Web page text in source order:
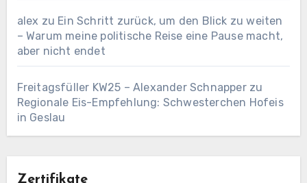
alex zu Ein Schritt zurück, um den Blick zu weiten
– Warum meine politische Reise eine Pause macht,
aber nicht endet
Freitagsfüller KW25 – Alexander Schnapperzu
Regionale Eis-Empfehlung: Schwesterchen Hofeis
in Geslau
Zertifikate